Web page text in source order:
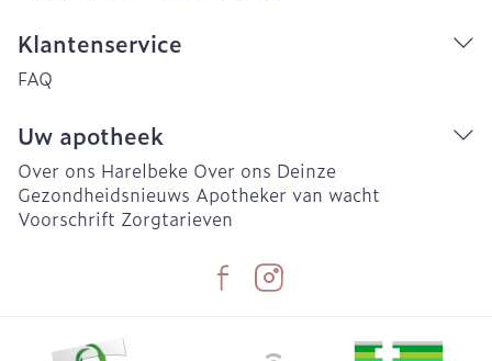
Klantenservice
FAQ
Uw apotheek
Over ons Harelbeke Over ons Deinze
Gezondheidsnieuws Apotheker van wacht
Voorschrift Zorgtarieven